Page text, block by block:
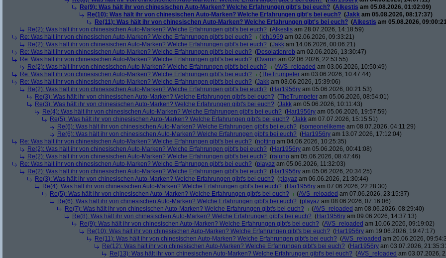
Re(9): Was hält ihr von chinesischen Auto-Marken? Welche Erfahrungen gibt's bei euch? (Alkestis am 05.08.2026, 01:02:09)
Re(10): Was hält ihr von chinesischen Auto-Marken? Welche Erfahrungen gibt's bei euch? (Jakk am 05.08.2026, 08:17:37)
Re(11): Was hält ihr von chinesischen Auto-Marken? Welche Erfahrungen gibt's bei euch? (Alkestis am 05.08.2026,
Re(2): Was hält ihr von chinesischen Auto-Marken? Welche Erfahrungen gibt's bei euch? (Alkestis am 28.07.2026, 14:18:59)
Re: Was hält ihr von chinesischen Auto-Marken? Welche Erfahrungen gibt's bei euch?
( Ich1959 am 02.06.2026, 09:33:21)
Re(2): Was hält ihr von chinesischen Auto-Marken? Welche Erfahrungen gibt's bei euch? (Jakk am 14.06.2026, 00:06:21)
Re: Was hält ihr von chinesischen Auto-Marken? Welche Erfahrungen gibt's bei euch? (Desolationrob am 02.06.2026, 13:30:47)
Re: Was hält ihr von chinesischen Auto-Marken? Welche Erfahrungen gibt's bei euch? (Ovaron am 02.06.2026, 22:53:55)
Re(2): Was hält ihr von chinesischen Auto-Marken? Welche Erfahrungen gibt's bei euch?
(AVS_reloaded am 03.06.2026, 10:50:49)
Re: Was hält ihr von chinesischen Auto-Marken? Welche Erfahrungen gibt's bei euch?
(TheTrumpeter am 03.06.2026, 10:47:44)
Re: Was hält ihr von chinesischen Auto-Marken? Welche Erfahrungen gibt's bei euch? (Jakk am 03.06.2026, 15:39:06)
Re(2): Was hält ihr von chinesischen Auto-Marken? Welche Erfahrungen gibt's bei euch? (Har1956ry am 05.06.2026, 00:21:53)
Re(3): Was hält ihr von chinesischen Auto-Marken? Welche Erfahrungen gibt's bei euch? (TheTrumpeter am 05.06.2026, 08:54:01)
Re(3): Was hält ihr von chinesischen Auto-Marken? Welche Erfahrungen gibt's bei euch? (Jakk am 05.06.2026, 10:11:43)
Re(4): Was hält ihr von chinesischen Auto-Marken? Welche Erfahrungen gibt's bei euch? (Har1956ry am 05.06.2026, 19:57:59)
Re(5): Was hält ihr von chinesischen Auto-Marken? Welche Erfahrungen gibt's bei euch? (Jakk am 07.07.2026, 15:15:51)
Re(6): Was hält ihr von chinesischen Auto-Marken? Welche Erfahrungen gibt's bei euch? (someonelikeme am 08.07.2026, 04:11:29)
Re(6): Was hält ihr von chinesischen Auto-Marken? Welche Erfahrungen gibt's bei euch? (Har1956ry am 13.07.2026, 17:12:04)
Re: Was hält ihr von chinesischen Auto-Marken? Welche Erfahrungen gibt's bei euch? (notting am 04.06.2026, 10:25:35)
Re(2): Was hält ihr von chinesischen Auto-Marken? Welche Erfahrungen gibt's bei euch? (Har1956ry am 05.06.2026, 00:41:08)
Re(2): Was hält ihr von chinesischen Auto-Marken? Welche Erfahrungen gibt's bei euch? (raiuno am 05.06.2026, 08:47:46)
Re: Was hält ihr von chinesischen Auto-Marken? Welche Erfahrungen gibt's bei euch? (playaz am 05.06.2026, 11:32:03)
Re(2): Was hält ihr von chinesischen Auto-Marken? Welche Erfahrungen gibt's bei euch? (Har1956ry am 05.06.2026, 20:34:25)
Re(3): Was hält ihr von chinesischen Auto-Marken? Welche Erfahrungen gibt's bei euch? (playaz am 06.06.2026, 21:30:44)
Re(4): Was hält ihr von chinesischen Auto-Marken? Welche Erfahrungen gibt's bei euch? (Har1956ry am 07.06.2026, 22:28:30)
Re(5): Was hält ihr von chinesischen Auto-Marken? Welche Erfahrungen gibt's bei euch?
(AVS_reloaded am 07.06.2026, 23:15:37)
Re(6): Was hält ihr von chinesischen Auto-Marken? Welche Erfahrungen gibt's bei euch? (playaz am 08.06.2026, 07:16:06)
Re(7): Was hält ihr von chinesischen Auto-Marken? Welche Erfahrungen gibt's bei euch?
(AVS_reloaded am 08.06.2026, 08:29:40)
Re(8): Was hält ihr von chinesischen Auto-Marken? Welche Erfahrungen gibt's bei euch? (Har1956ry am 09.06.2026, 14:37:13)
Re(9): Was hält ihr von chinesischen Auto-Marken? Welche Erfahrungen gibt's bei euch? (AVS_reloaded am 10.06.2026, 09:19:02)
Re(10): Was hält ihr von chinesischen Auto-Marken? Welche Erfahrungen gibt's bei euch? (Har1956ry am 19.06.2026, 19:47:17)
Re(11): Was hält ihr von chinesischen Auto-Marken? Welche Erfahrungen gibt's bei euch? (AVS_reloaded am 20.06.2026,
Re(12): Was hält ihr von chinesischen Auto-Marken? Welche Erfahrungen gibt's bei euch? (Har1956ry am 03.07.2026,
Re(13): Was hält ihr von chinesischen Auto-Marken? Welche Erfahrungen gibt's bei euch? (AVS_reloaded am 03.07.2026,